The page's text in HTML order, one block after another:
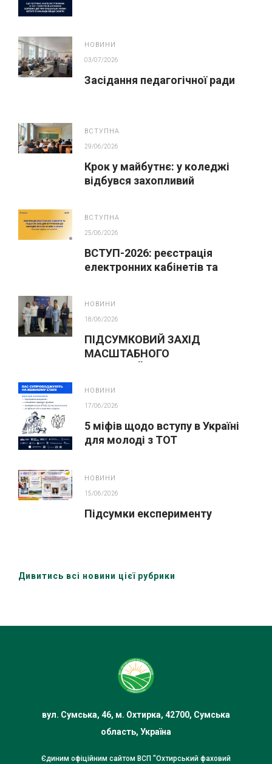
НОВИНИ
03/07/2026
Засідання педагогічної ради
ВСТУПНА
29/06/2026
Крок у майбутнє: у коледжі
відбувся захопливий
ВСТУПНА
25/06/2026
ВСТУП-2026: реєстрація
електронних кабінетів та
НОВИНИ
18/06/2026
ПІДСУМКОВИЙ ЗАХІД
МАСШТАБНОГО
НОВИНИ
17/06/2026
5 міфів щодо вступу в Україні
для молоді з ТОТ
НОВИНИ
15/06/2026
Підсумки експерименту
Дивитись всі новини цієї рубрики
вул. Сумська, 46, м. Охтирка, 42700, Сумська
область, Україна
Єдиним офіційним сайтом ВСП "Охтирський фаховий